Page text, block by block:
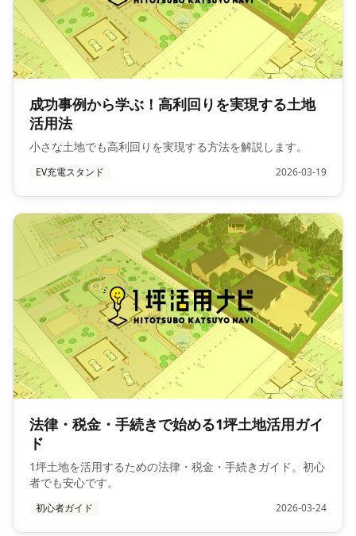
成功事例から学ぶ！高利回りを実現する土地
活用法
小さな土地でも高利回りを実現する方法を解説します。
EV充電スタンド 2026-03-19
法律・税金・手続きで始める1坪土地活用ガイ
ド
1坪土地を活用するための法律・税金・手続きガイド。初心
者でも安心です。
初心者ガイド 2026-03-24